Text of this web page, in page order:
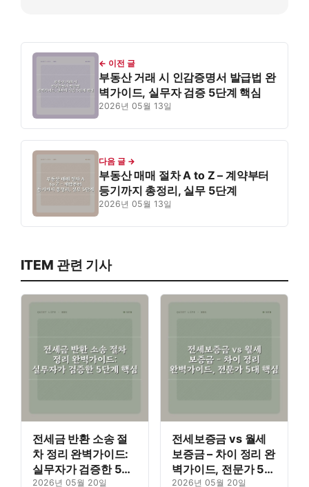
← 이전 글
부동산 거래 시 인감증명서 발급법 완
벽가이드, 실무자 검증 5단계 핵심
2026년 05월 13일
다음 글 →
부동산 매매 절차 A to Z – 계약부터
등기까지 총정리, 실무 5단계
2026년 05월 13일
ITEM 관련 기사
전세금 반환 소송 절
차 정리 완벽가이드:
실무자가 검증한 5단
계 핵심
2026년 05월 20일
전세보증금 vs 월세
보증금 – 차이 정리 완
벽가이드, 전문가 5대
핵심
2026년 05월 20일